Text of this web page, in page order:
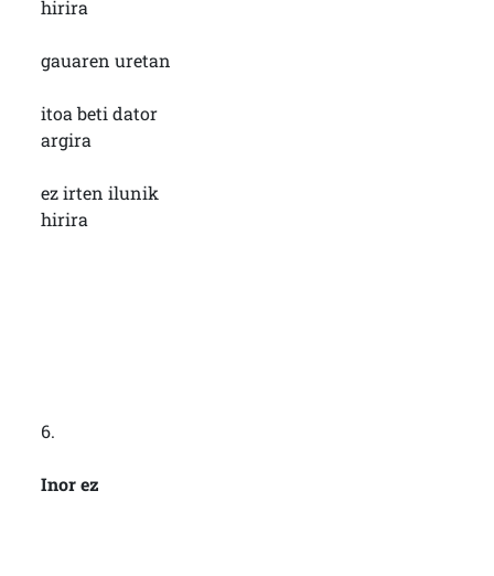
hirira
gauaren uretan
itoa beti dator
argira
ez irten ilunik
hirira
6.
Inor ez